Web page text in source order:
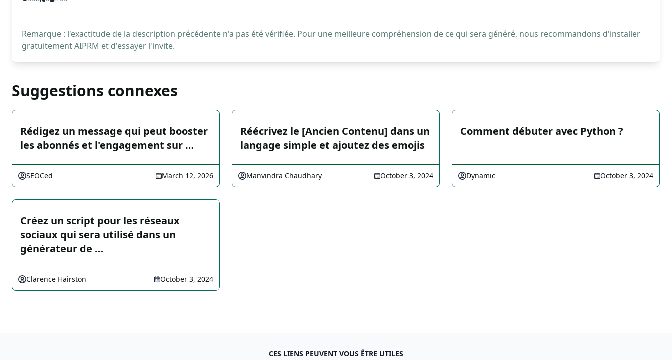
Remarque : l'exactitude de la description précédente n'a pas été vérifiée. Pour une meilleure compréhension de ce qui sera généré, nous recommandons d'installer
gratuitement AIPRM et d'essayer l'invite.
Suggestions connexes
Rédigez un message qui peut booster
les abonnés et l'engagement sur …
SEOCed March 12, 2026
Réécrivez le [Ancien Contenu] dans un
langage simple et ajoutez des emojis
Manvindra Chaudhary October 3, 2024
Comment débuter avec Python ?
Dynamic October 3, 2024
Créez un script pour les réseaux
sociaux qui sera utilisé dans un
générateur de …
Clarence Hairston October 3, 2024
CES LIENS PEUVENT VOUS ÊTRE UTILES